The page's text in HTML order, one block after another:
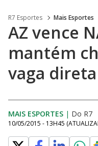
R7 Esportes Mais Esportes
AZ vence
mantém
vaga
MAIS ESPORTES | Do R7
10/05/2015 - 13H45